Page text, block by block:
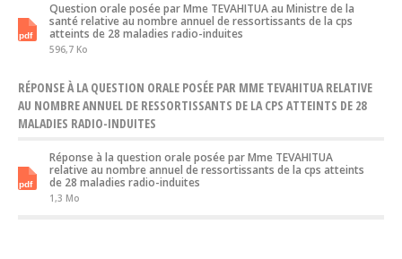
Question orale posée par Mme TEVAHITUA au Ministre de la
santé relative au nombre annuel de ressortissants de la cps
atteints de 28 maladies radio-induites
596,7 Ko
RÉPONSE À LA QUESTION ORALE POSÉE PAR MME TEVAHITUA RELATIVE
AU NOMBRE ANNUEL DE RESSORTISSANTS DE LA CPS ATTEINTS DE 28
MALADIES RADIO-INDUITES
Réponse à la question orale posée par Mme TEVAHITUA
relative au nombre annuel de ressortissants de la cps atteints
de 28 maladies radio-induites
1,3 Mo